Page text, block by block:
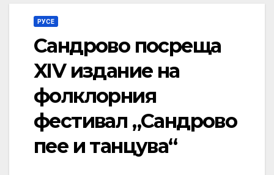
РУСЕ
Сандрово посреща
XIV издание на
фолклорния
фестивал „Сандрово
пее и танцува“